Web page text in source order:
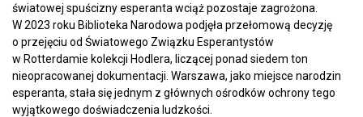
światowej spuścizny esperanta wciąż pozostaje zagrożona.
W 2023 roku Biblioteka Narodowa podjęła przełomową decyzję
o przejęciu od Światowego Związku Esperantystów
w Rotterdamie kolekcji Hodlera, liczącej ponad siedem ton
nieopracowanej dokumentacji. Warszawa, jako miejsce narodzin
esperanta, stała się jednym z głównych ośrodków ochrony tego
wyjątkowego doświadczenia ludzkości.